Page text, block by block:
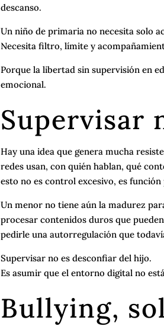
descanso.
Un niño de primaria no necesita solo
Necesita filtro, límite y
Porque la libertad sin supervisión en
emocional.
Supervisar
Hay una idea que genera mucha
redes usan, con quién hablan, qué
esto no es control excesivo, es
Un menor no tiene aún la madurez
procesar contenidos duros que
pedirle una autorregulación que
Supervisar no es desconfiar del hijo.
Es asumir que el entorno digital no
Bullying,